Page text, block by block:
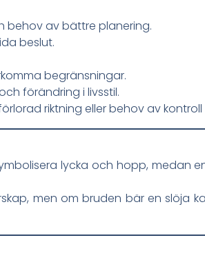
behov av bättre planering.
beslut.
begränsningar.
förändring i livsstil.
riktning eller behov av kontroll
lycka och hopp, medan
men om bruden bär en slöja